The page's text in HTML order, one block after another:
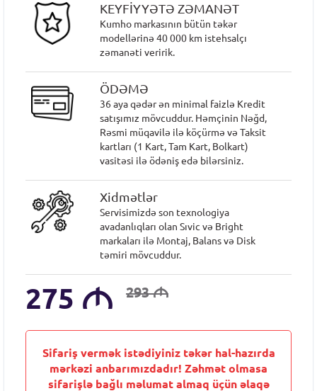
KEYFİYYƏTƏ ZƏMANƏT
Kumho markasının bütün təkər
modellərinə 40 000 km istehsalçı
zəmanəti veririk.
ÖDƏMƏ
36 aya qədər ən minimal faizlə Kredit
satışımız mövcuddur. Həmçinin Nəğd,
Rəsmi müqavilə ilə köçürmə və Taksit
kartları (1 Kart, Tam Kart, Bolkart)
vasitəsi ilə ödəniş edə bilərsiniz.
Xidmətlər
Servisimizdə son texnologiya
avadanlıqları olan Sıvic və Bright
markaları ilə Montaj, Balans və Disk
təmiri mövcuddur.
275 M 293M
Sifariş vermək istədiyiniz təkər hal-hazırda
mərkəzi anbarımızdadır! Zəhmət olmasa
sifarişlə bağlı məlumat almaq üçün əlaqə